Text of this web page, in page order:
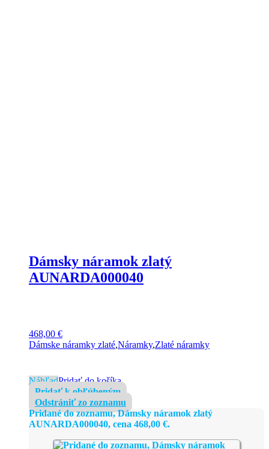
Dámsky náramok zlatý
AUNARDA000040
468,00 €
Dámske náramky zlaté,Náramky,Zlaté náramky
NáhľadPridať do košíka
Pridať k obľúbeným
Odstrániť zo zoznamu
Pridané do zoznamu, Dámsky náramok zlatý
AUNARDA000040, cena 468,00 €.